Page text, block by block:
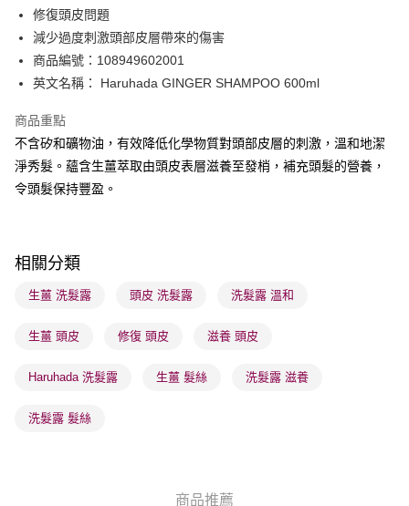
WeChat Pay
BoC Pay
順豐自助櫃 - 確認發貨後1-3個工作天送達
每筆HK$65.00，滿HK$300.00或以上免運費
順豐站及營業點 - 確認發貨後1-3個工作天送達
物流公司進行物流配送
每筆HK$65.00，滿HK$300.00或以上免運費
(香港門市) 只顯示可選門市。確認發貨後2-5個工作天到店，3天內
每筆HK$20.00，滿HK$100.00或以上免運費
澳門地區配送 - 確認發貨後1-4個工作天送達
修復頭皮問題
減少過度刺激頭部皮層帶來的傷害
商品編號：108949602001
英文名稱： Haruhada GINGER SHAMPOO 600ml
商品重點
不含矽和礦物油，有效降低化學物質對頭部皮層的刺激，溫和地潔
淨秀髮。蘊含生薑萃取由頭皮表層滋養至發梢，補充頭髮的營養，
令頭髮保持豐盈。
相關分類
生薑 洗髮露 頭皮 洗髮露 洗髮露 溫和
生薑 頭皮 修復 頭皮 滋養 頭皮
Haruhada 洗髮露 生薑 髮絲 洗髮露 滋養
洗髮露 髮絲
商品推薦